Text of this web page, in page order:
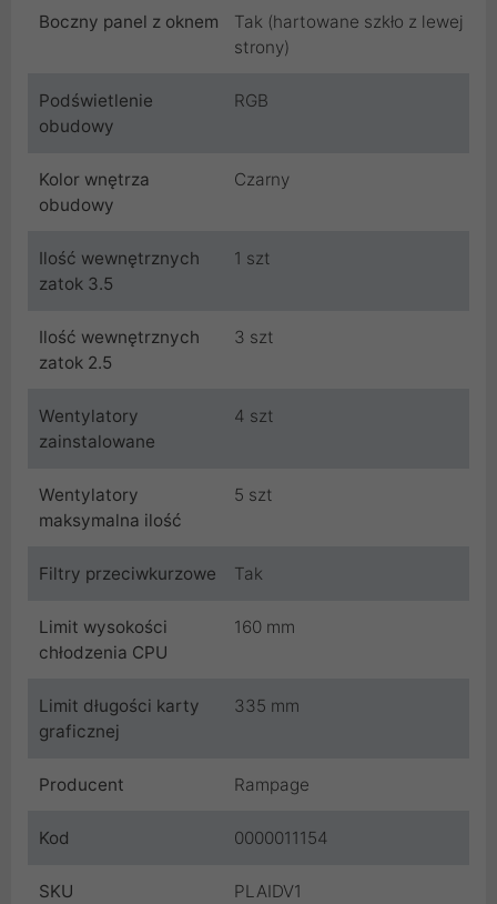
Boczny panel z oknem
Tak (hartowane szkło z lewej
strony)
Podświetlenie
obudowy
RGB
Kolor wnętrza
obudowy
Czarny
Ilość wewnętrznych
zatok 3.5
1 szt
Ilość wewnętrznych
zatok 2.5
3 szt
Wentylatory
zainstalowane
4 szt
Wentylatory
maksymalna ilość
5 szt
Filtry przeciwkurzowe Tak
Limit wysokości
chłodzenia CPU
160 mm
Limit długości karty
graficznej
335 mm
Producent Rampage
Kod 0000011154
SKU PLAIDV1